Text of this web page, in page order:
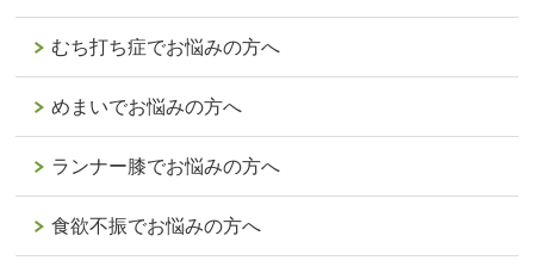
むち打ち症でお悩みの方へ
めまいでお悩みの方へ
ランナー膝でお悩みの方へ
食欲不振でお悩みの方へ